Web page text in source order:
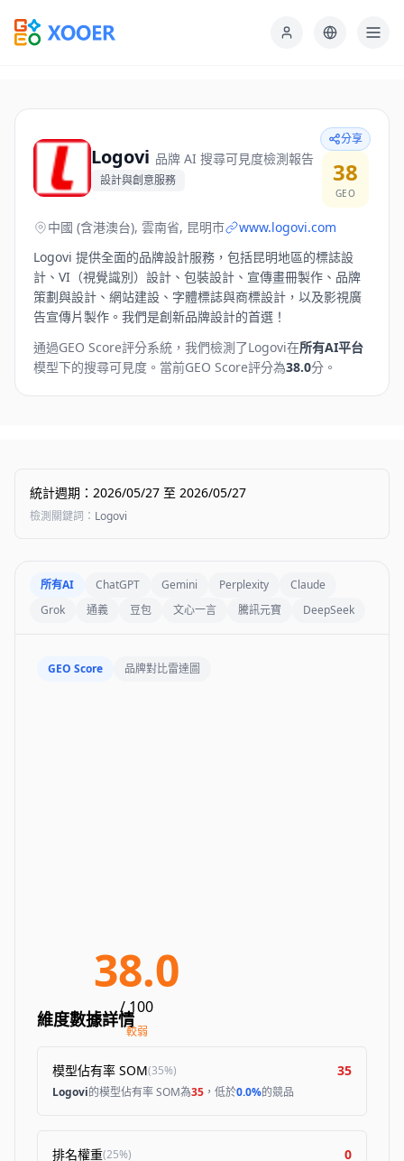
Logovi 品牌 AI 搜尋可見度檢測報告
設計與創意服務
分享
38
GEO
中國 (含港澳台), 雲南省, 昆明市
www.logovi.com
Logovi 提供全面的品牌設計服務，包括昆明地區的標誌設
計、VI（視覺識別）設計、包裝設計、宣傳畫冊製作、品牌
策劃與設計、網站建設、字體標誌與商標設計，以及影視廣
告宣傳片製作。我們是創新品牌設計的首選！
通過GEO Score評分系統，我們檢測了Logovi在所有AI平台
模型下的搜尋可見度。 當前GEO Score評分為38.0分。
統計週期 ： 2026/05/27 至 2026/05/27
檢測關鍵詞 ： Logovi
所有AI ChatGPT Gemini Perplexity
Claude
Grok
通義 豆包 文心一言 騰訊元寶 DeepSeek
GEO Score 品牌對比雷達圖
38.0
/ 100
較弱
維度數據詳情
模型佔有率 SOM(35%) 35
Logovi的模型佔有率 SOM為35 ，低於0.0%的競品
排名權重(25%) 0